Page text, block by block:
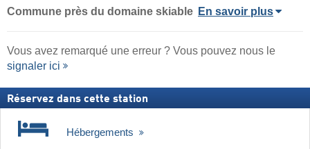
Commune près du domaine skiable En savoir plus
Vous avez remarqué une erreur ? Vous pouvez nous le
signaler ici
Réservez dans cette station
Hébergements